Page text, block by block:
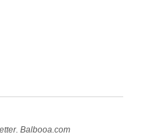
Balbooa.com